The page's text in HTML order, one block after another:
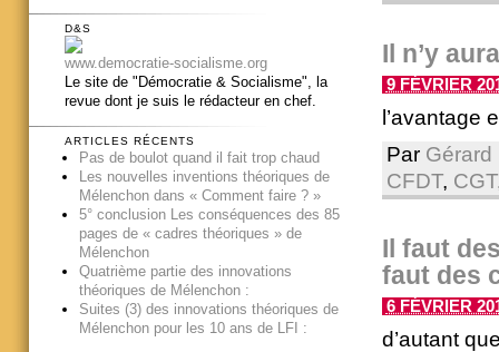
Il n’y
9 FÉVRIER
l’avantage
Par Gérard
CFDT, CGT
Il faut
faut des
6 FÉVRIER
d’autant
D&S
www.democratie-socialisme.org
Le site de "Démocratie & Socialisme", la
revue dont je suis le rédacteur en chef.
ARTICLES RÉCENTS
Pas de boulot quand il fait trop chaud
Les nouvelles inventions théoriques de
Mélenchon dans « Comment faire ? »
5° conclusion Les conséquences des 85
pages de « cadres théoriques » de
Mélenchon
Quatrième partie des innovations
théoriques de Mélenchon :
Suites (3) des innovations théoriques de
Mélenchon pour les 10 ans de LFI :